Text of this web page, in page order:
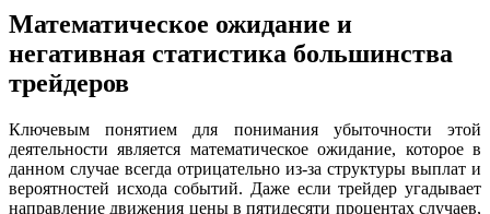
Математическое ожидание и
негативная статистика большинства
трейдеров
Ключевым понятием для понимания убыточности этой
деятельности является математическое ожидание, которое в
данном случае всегда отрицательно из-за структуры выплат и
вероятностей исхода событий. Даже если трейдер угадывает
направление движения цены в пятидесяти процентах случаев,